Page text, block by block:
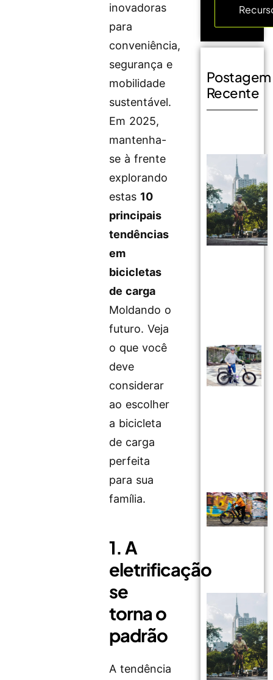
inovadoras
para
conveniência,
segurança e
mobilidade
sustentável.
Em 2025,
mantenha-
se à frente
explorando
estas 10
principais
tendências
em
bicicletas
de carga
Moldando o
futuro. Veja
o que você
deve
considerar
ao escolher
a bicicleta
de carga
perfeita
para sua
família.
1. A
eletrificação
se
torna o
padrão
A tendência
Postagem
Recente